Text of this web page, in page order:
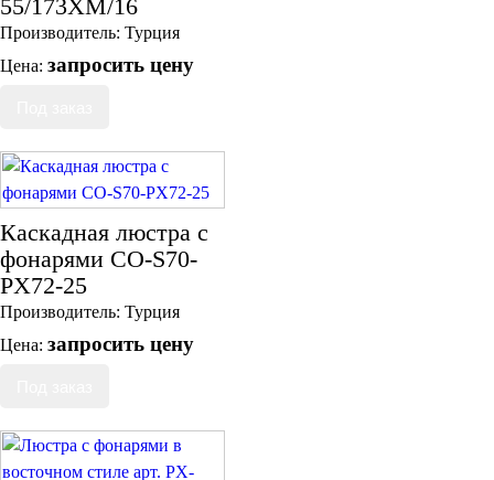
55/173XM/16
Производитель: Турция
Цена: запросить цену
Каскадная люстра с
фонарями CO-S70-
PX72-25
Производитель: Турция
Цена: запросить цену